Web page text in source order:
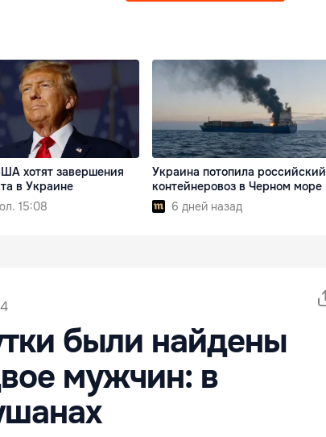
хотят завершения
в Украине
15:08
Украина потопила российский
контейнеровоз в Черном море
6 дней назад
были найдены
мужчин: в